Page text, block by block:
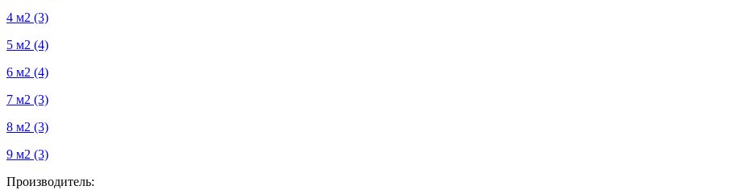
4 м2 (3)
5 м2 (4)
6 м2 (4)
7 м2 (3)
8 м2 (3)
9 м2 (3)
Производитель: